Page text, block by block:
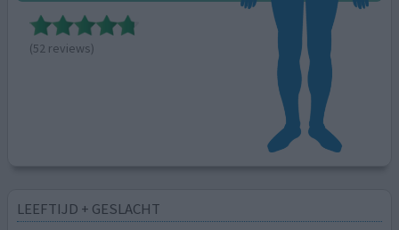
(52 reviews)
LEEFTIJD + GESLACHT